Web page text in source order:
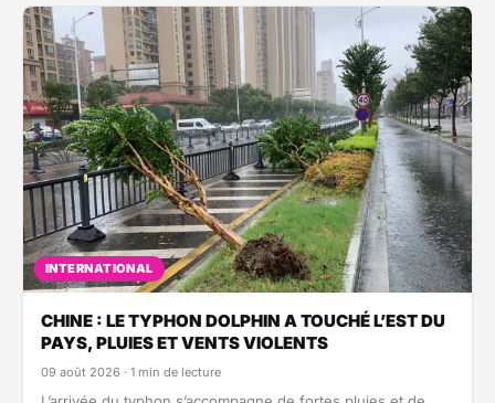
INTERNATIONAL
CHINE : LE TYPHON DOLPHIN A TOUCHÉ L’EST DU
PAYS, PLUIES ET VENTS VIOLENTS
09 août 2026 · 1 min de lecture